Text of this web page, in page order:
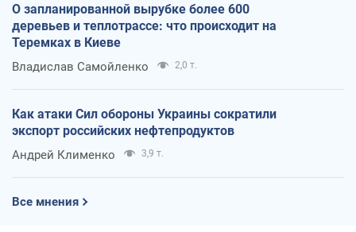
О запланированной вырубке более 600
деревьев и теплотрассе: что происходит на
Теремках в Киеве
Владислав Самойленко 2,0 т.
Как атаки Сил обороны Украины сократили
экспорт российских нефтепродуктов
Андрей Клименко 3,9 т.
Все мнения